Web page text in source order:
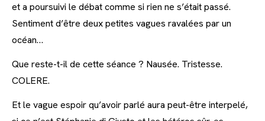
et a poursuivi le débat comme si rien ne s’était passé.
Sentiment d’être deux petites vagues ravalées par un
océan…
Que reste-t-il de cette séance ? Nausée. Tristesse.
COLERE.
Et le vague espoir qu’avoir parlé aura peut-être interpelé,